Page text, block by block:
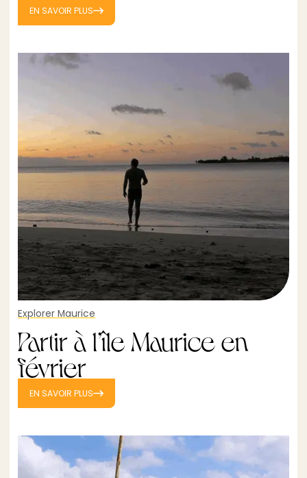
EN SAVOIR PLUS
Explorer Maurice
Partir à l’île Maurice en
février
EN SAVOIR PLUS